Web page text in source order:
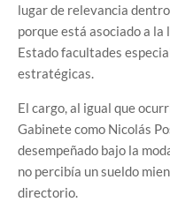
lugar de relevancia
porque está asociado a la
Estado facultades
estratégicas.
El cargo, al igual que
Gabinete como Nicolás
desempeñado bajo la
no percibía un sueldo
directorio.